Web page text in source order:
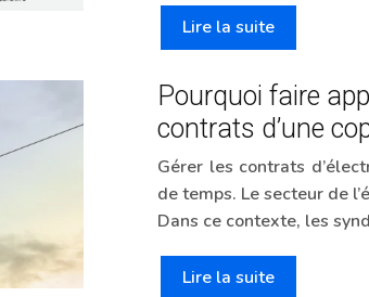
Lire la suite
Pourquoi faire
contrats d’une
Gérer les contrats
de temps. Le secteur de
Dans ce contexte, les
Lire la suite